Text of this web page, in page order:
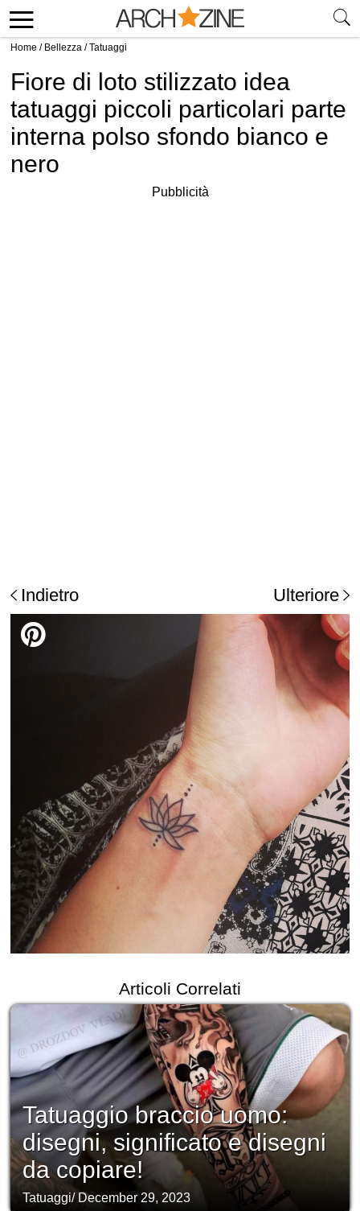
Home / Bellezza /Tatuaggi
Fiore di loto stilizzato idea
tatuaggi piccoli particolari parte
interna polso sfondo bianco e
nero
Pubblicità
Indietro Ulteriore
Articoli Correlati
Tatuaggio braccio uomo:
disegni, significato e disegni
da copiare!
Tatuaggi/ December 29, 2023